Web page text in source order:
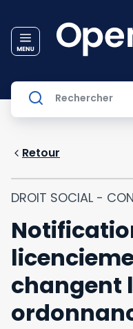
Retour
DROIT SOCIAL -
changent